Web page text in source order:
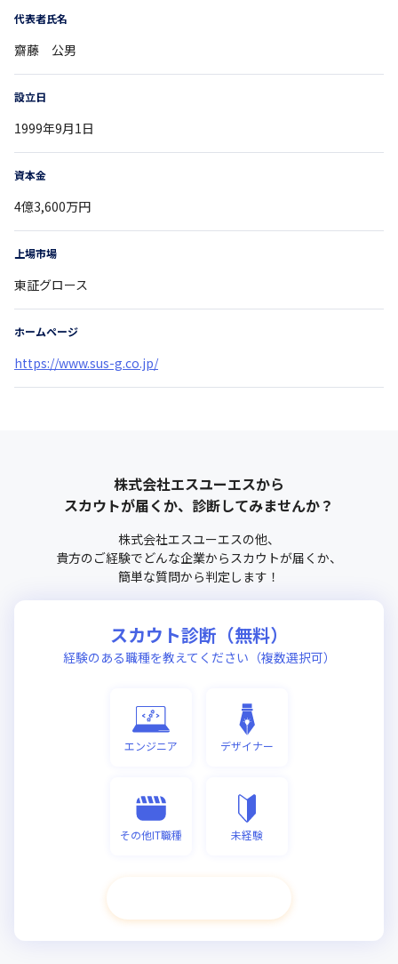
代表者氏名
齋藤 公男
設立日
1999年9月1日
資本金
4億3,600万円
上場市場
東証グロース
ホームページ
https://www.sus-g.co.jp/
株式会社エスユーエスから
スカウトが届くか、診断してみませんか？
株式会社エスユーエスの他、
貴方のご経験でどんな企業からスカウトが届くか、
簡単な質問から判定します！
スカウト診断（無料）
経験のある職種を教えてください（複数選択可）
エンジニア デザイナー
その他IT職種 未経験